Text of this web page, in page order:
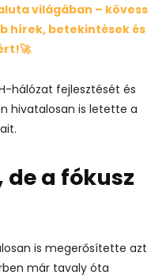
világában – kövess
hírek, betekintések és
hálózat fejlesztését és
hivatalosan is letette a
a fókusz
is megerősítette azt
már tavaly óta